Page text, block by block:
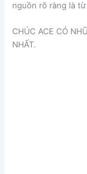
nguồn rõ ràng là
CHÚC ACE CÓ
NHẤT.